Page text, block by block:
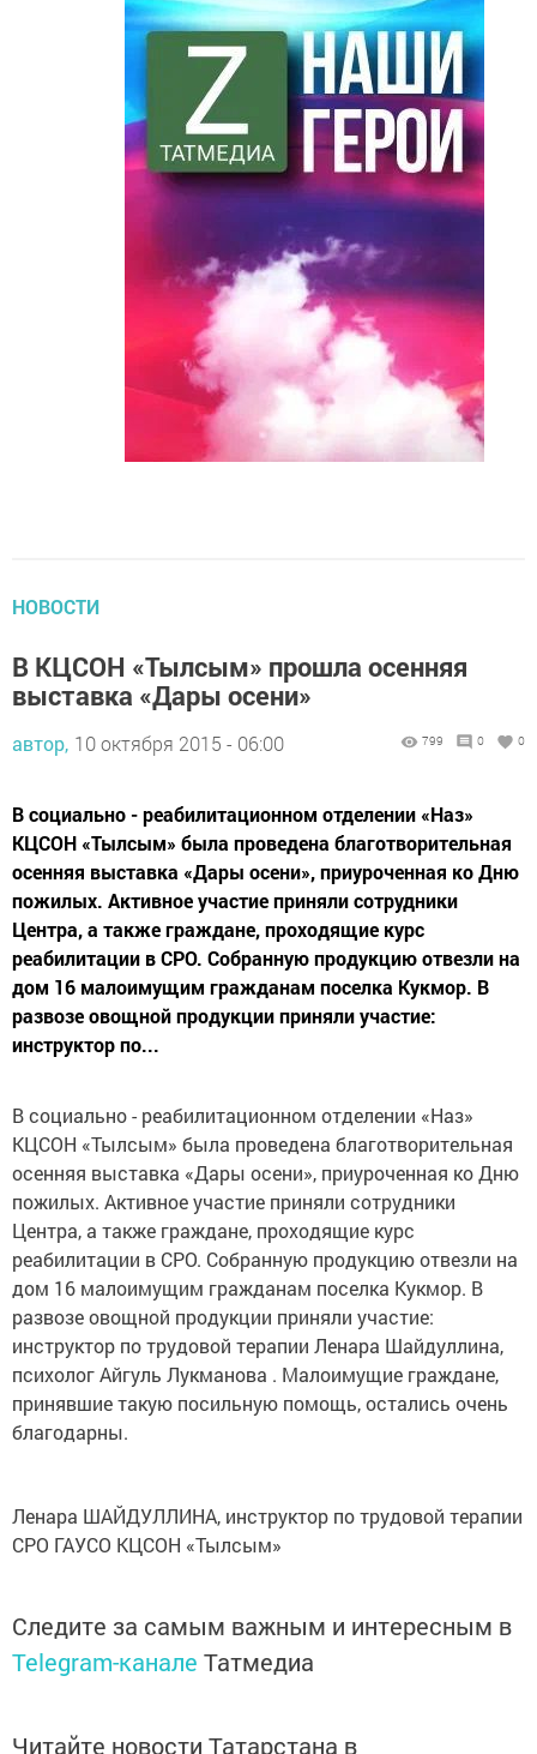
НОВОСТИ
В КЦСОН «Тылсым» прошла осенняя
выставка «Дары осени»
автор, 10 октября 2015 - 06:00 799 0 0
В социально - реабилитационном отделении «Наз»
КЦСОН «Тылсым» была проведена благотворительная
осенняя выставка «Дары осени», приуроченная ко Дню
пожилых. Активное участие приняли сотрудники
Центра, а также граждане, проходящие курс
реабилитации в СРО. Собранную продукцию отвезли на
дом 16 малоимущим гражданам поселка Кукмор. В
развозе овощной продукции приняли участие:
инструктор по...
В социально - реабилитационном отделении «Наз»
КЦСОН «Тылсым» была проведена благотворительная
осенняя выставка «Дары осени», приуроченная ко Дню
пожилых. Активное участие приняли сотрудники
Центра, а также граждане, проходящие курс
реабилитации в СРО. Собранную продукцию отвезли на
дом 16 малоимущим гражданам поселка Кукмор. В
развозе овощной продукции приняли участие:
инструктор по трудовой терапии Ленара Шайдуллина,
психолог Айгуль Лукманова . Малоимущие граждане,
принявшие такую посильную помощь, остались очень
благодарны.
Ленара ШАЙДУЛЛИНА, инструктор по трудовой терапии
СРО ГАУСО КЦСОН «Тылсым»
Следите за самым важным и интересным в
Telegram-канале Татмедиа
Читайте новости Татарстана в